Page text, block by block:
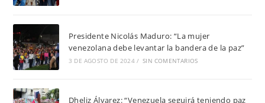
Presidente Nicolás Maduro: “La mujer
venezolana debe levantar la bandera de la paz”
3 DE AGOSTO DE 2024 / SIN COMENTARIOS
Dheliz Álvarez: “Venezuela seguirá teniendo paz